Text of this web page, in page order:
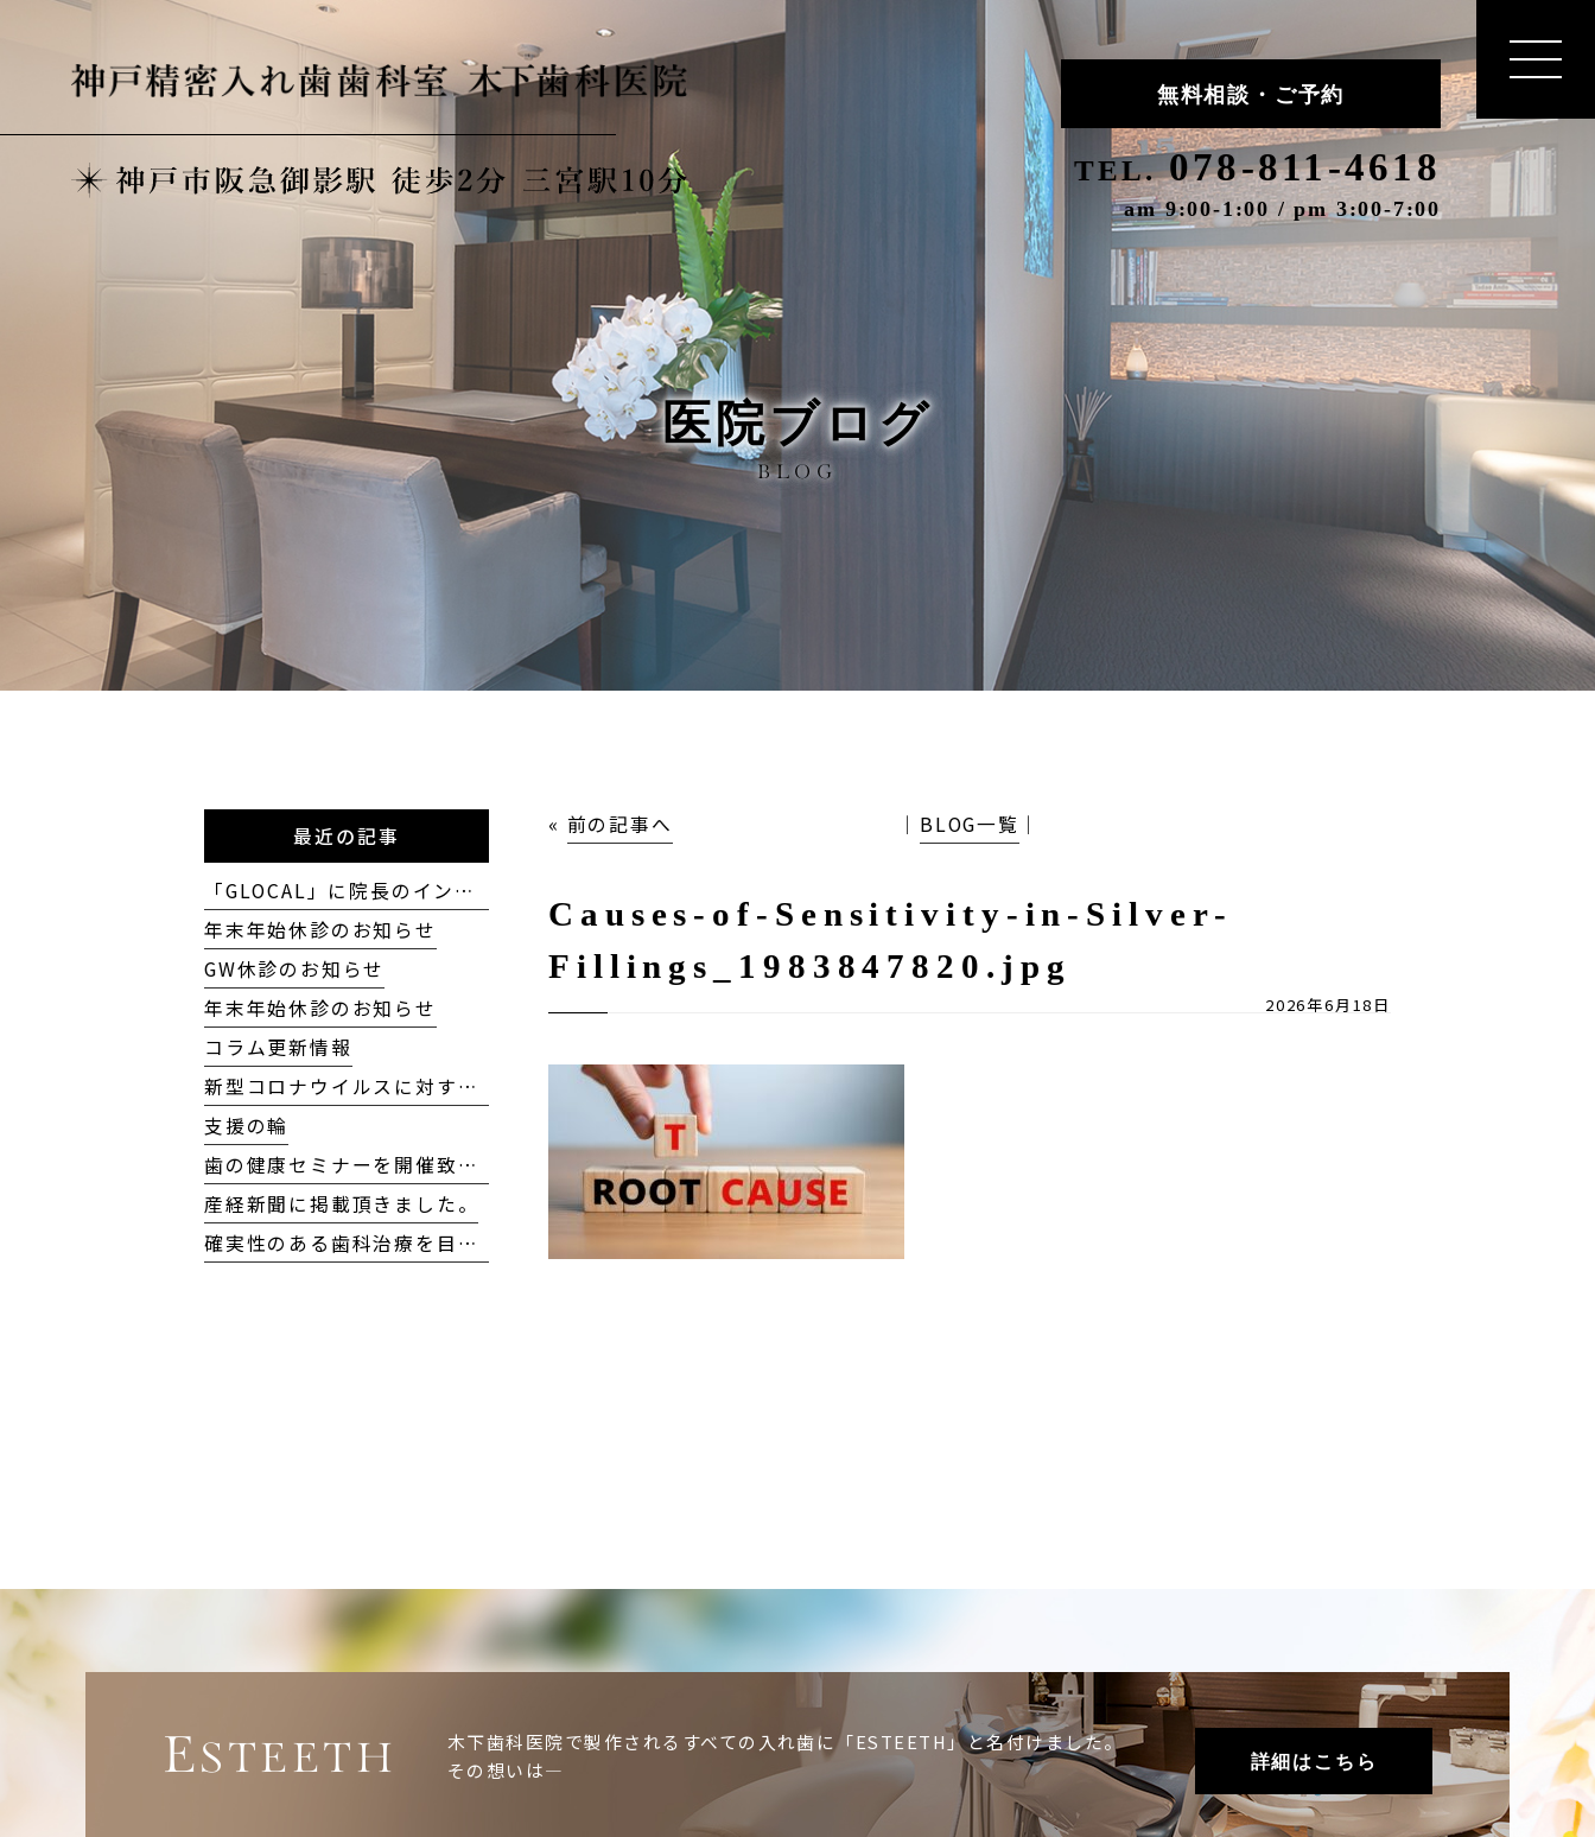
無料相談・ご予約
TEL. 078-811-4618
am 9:00-1:00 / pm 3:00-7:00
医院ブログ
BLOG
« 前の記事へ │ BLOG一覧 │
Causes-of-Sensitivity-in-Silver-
Fillings_1983847820.jpg
2026年6月18日
最近の記事
「GLOCAL」に院長のインタビューが掲載されました
年末年始休診のお知らせ
GW休診のお知らせ
年末年始休診のお知らせ
コラム更新情報
新型コロナウイルスに対する当院の対応方針について
支援の輪
歯の健康セミナーを開催致しました！
産経新聞に掲載頂きました。
確実性のある歯科治療を目指して
ESTEETH
木下歯科医院で製作されるすべての入れ歯に「ESTEETH」と名付けました。
その想いは―
詳細はこちら